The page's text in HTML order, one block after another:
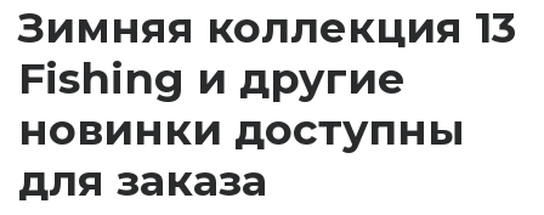
Зимняя коллекция 13
Fishing и другие
новинки доступны
для заказа